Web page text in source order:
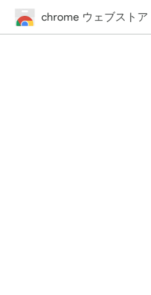
chrome ウェブストア